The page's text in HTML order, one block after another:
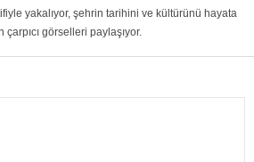
yakalıyor, şehrin tarihini ve kültürünü hayata
çarpıcı görselleri paylaşıyor.